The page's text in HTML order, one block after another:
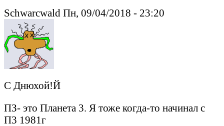
Schwarcwald Пн, 09/04/2018 - 23:20
С Днюхой!Й
ПЗ- это Планета 3. Я тоже когда-то начинал с
П3 1981г